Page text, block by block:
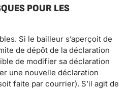
POUR LES
Si le bailleur s’aperçoit de
de dépôt de la déclaration
de modifier sa déclaration
une nouvelle déclaration
faite par courrier). S’il agit de